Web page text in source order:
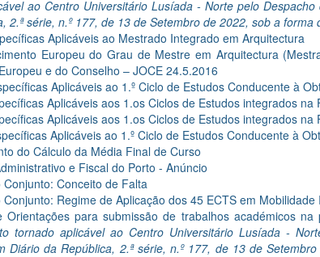
ao Centro Universitário Lusíada - Norte pelo
2.ª série, n.º 177, de 13 de Setembro de 2022, sob a
Aplicáveis ao Mestrado Integrado em Arquitectura
Europeu do Grau de Mestre em Arquitectura
e do Conselho – JOCE 24.5.2016
Aplicáveis ao 1.º Ciclo de Estudos Conducente à
Aplicáveis aos 1.os Ciclos de Estudos integrados
Aplicáveis aos 1.os Ciclos de Estudos integrados na
Aplicáveis ao 1.º Ciclo de Estudos Conducente à
do Cálculo da Média Final de Curso
e Fiscal do Porto - Anúncio
Conjunto: Conceito de Falta
Conjunto: Regime de Aplicação dos 45 ECTS em Mobilidade
Orientações para submissão de trabalhos académicos
tornado aplicável ao Centro Universitário Lusíada -
Diário da República, 2.ª série, n.º 177, de 13 de